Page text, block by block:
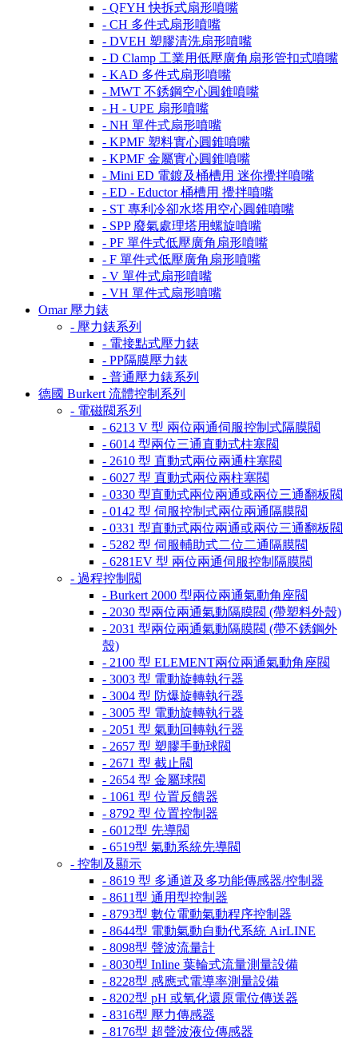
- QFYH 快拆式扇形噴嘴
- CH 多件式扇形噴嘴
- DVEH 塑膠清洗扇形噴嘴
- D Clamp 工業用低壓廣角扇形管扣式噴嘴
- KAD 多件式扇形噴嘴
- MWT 不銹鋼空心圓錐噴嘴
- H - UPE 扇形噴嘴
- NH 單件式扇形噴嘴
- KPMF 塑料實心圓錐噴嘴
- KPMF 金屬實心圓錐噴嘴
- Mini ED 電鍍及桶槽用 迷你攪拌噴嘴
- ED - Eductor 桶槽用 攪拌噴嘴
- ST 專利冷卻水塔用空心圓錐噴嘴
- SPP 廢氣處理塔用螺旋噴嘴
- PF 單件式低壓廣角扇形噴嘴
- F 單件式低壓廣角扇形噴嘴
- V 單件式扇形噴嘴
- VH 單件式扇形噴嘴
Omar 壓力錶
- 壓力錶系列
- 電接點式壓力錶
- PP隔膜壓力錶
- 普通壓力錶系列
德國 Burkert 流體控制系列
- 電磁閥系列
- 6213 V 型 兩位兩通伺服控制式隔膜閥
- 6014 型兩位三通直動式柱塞閥
- 2610 型 直動式兩位兩通柱塞閥
- 6027 型 直動式兩位兩柱塞閥
- 0330 型直動式兩位兩通或兩位三通翻板閥
- 0142 型 伺服控制式兩位兩通隔膜閥
- 0331 型直動式兩位兩通或兩位三通翻板閥
- 5282 型 伺服輔助式二位二通隔膜閥
- 6281EV 型 兩位兩通伺服控制隔膜閥
- 過程控制閥
- Burkert 2000 型兩位兩通氣動角座閥
- 2030 型兩位兩通氣動隔膜閥 (帶塑料外殼)
- 2031 型兩位兩通氣動隔膜閥 (帶不銹鋼外
殼)
- 2100 型 ELEMENT兩位兩通氣動角座閥
- 3003 型 電動旋轉執行器
- 3004 型 防爆旋轉執行器
- 3005 型 電動旋轉執行器
- 2051 型 氣動回轉執行器
- 2657 型 塑膠手動球閥
- 2671 型 截止閥
- 2654 型 金屬球閥
- 1061 型 位置反饋器
- 8792 型 位置控制器
- 6012型 先導閥
- 6519型 氣動系統先導閥
- 控制及顯示
- 8619 型 多通道及多功能傳感器/控制器
- 8611型 通用型控制器
- 8793型 數位電動氣動程序控制器
- 8644型 電動氣動自動代系統 AirLINE
- 8098型 聲波流量計
- 8030型 Inline 葉輪式流量測量設備
- 8228型 感應式電導率測量設備
- 8202型 pH 或氧化還原電位傳送器
- 8316型 壓力傳感器
- 8176型 超聲波液位傳感器